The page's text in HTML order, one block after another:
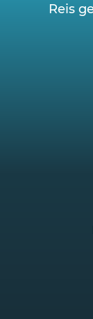
Reis